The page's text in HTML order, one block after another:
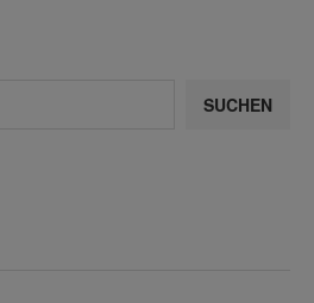
SUCHEN